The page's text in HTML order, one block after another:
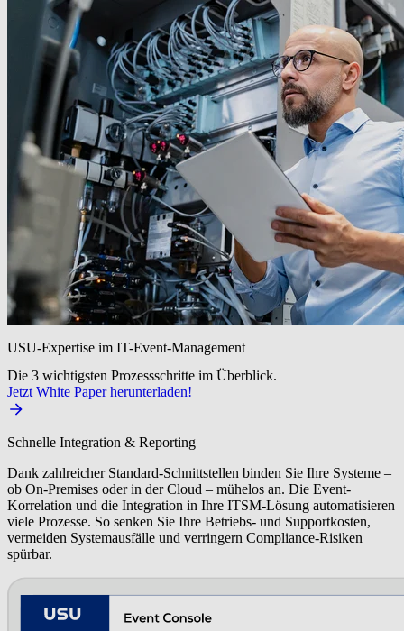
USU-Expertise im IT-Event-Management
Die 3 wichtigsten Prozessschritte im Überblick.
Jetzt White Paper herunterladen!
Schnelle Integration & Reporting
Dank zahlreicher Standard-Schnittstellen binden Sie Ihre Systeme –
ob On-Premises oder in der Cloud – mühelos an. Die Event-
Korrelation und die Integration in Ihre ITSM-Lösung automatisieren
viele Prozesse. So senken Sie Ihre Betriebs- und Supportkosten,
vermeiden Systemausfälle und verringern Compliance-Risiken
spürbar.